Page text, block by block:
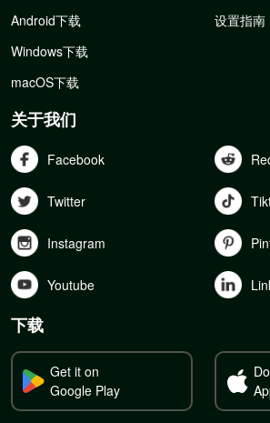
Android下载
Windows下载
macOS下载
设置指南
关于我们
Facebook
Twitter
Instagram
Youtube
下载
Get it on
Google Play